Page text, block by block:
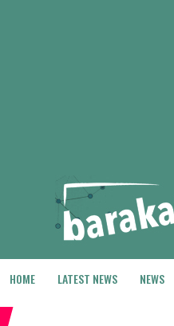
HOME LATEST NEWS NEWS